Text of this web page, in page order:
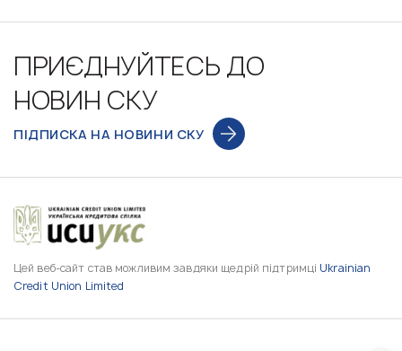
ПРИЄДНУЙТЕСЬ ДО
НОВИН СКУ
ПІДПИСКА НА НОВИНИ СКУ
Цей веб-сайт став можливим завдяки щедрій підтримці Ukrainian
Credit Union Limited